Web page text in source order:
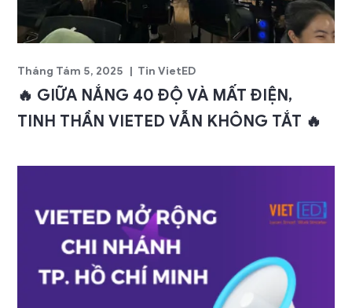
Tháng Tám 5, 2025 Tin VietED
🔥 GIỮA NẮNG 40 ĐỘ VÀ MẤT ĐIỆN,
TINH THẦN VIETED VẪN KHÔNG TẮT 🔥